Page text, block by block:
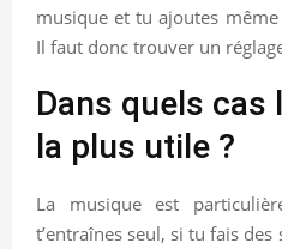
musique et tu ajoutes
Il faut donc trouver un
Dans quels cas
la plus utile ?
La musique est
t’entraînes seul, si tu fais